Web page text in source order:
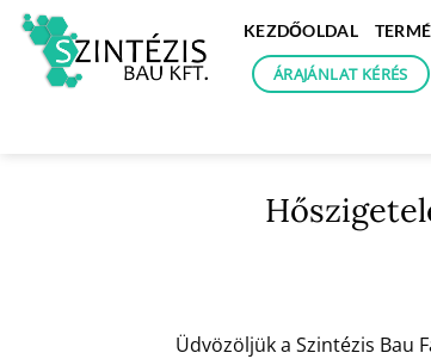
Skip
content
KEZDŐOLDAL
ÁRAJÁNLAT KÉRÉS
Üdvözöljük a Szintézis Bau